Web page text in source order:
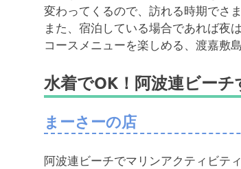
変わってくるので、訪れる時期でさ
また、宿泊している場合であれば夜
コースメニューを楽しめる、渡嘉敷
水着でOK！阿波連ビー
まーさーの店
阿波連ビーチでマリンアクティビテ